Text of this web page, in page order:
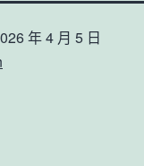
年 4 月 5 日